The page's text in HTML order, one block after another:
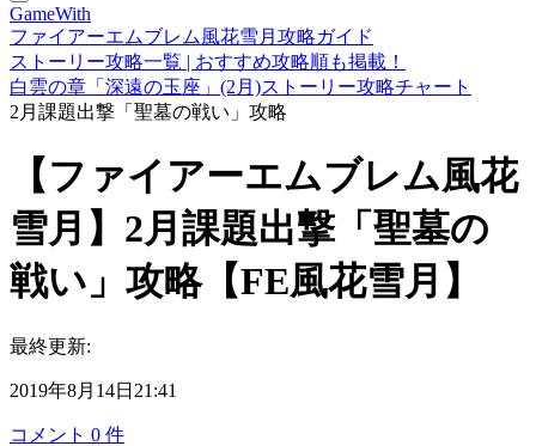
GameWith
ファイアーエムブレム風花雪月攻略ガイド
ストーリー攻略一覧 | おすすめ攻略順も掲載！
白雲の章「深遠の玉座」(2月)ストーリー攻略チャート
2月課題出撃「聖墓の戦い」攻略
【ファイアーエムブレム風花
雪月】2月課題出撃「聖墓の
戦い」攻略【FE風花雪月】
最終更新:
2019年8月14日21:41
コメント 0 件